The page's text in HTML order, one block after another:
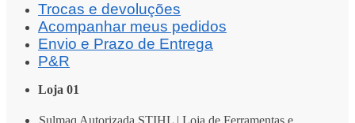
Trocas e devoluções
Acompanhar meus pedidos
Envio e Prazo de Entrega
P&R
Loja 01